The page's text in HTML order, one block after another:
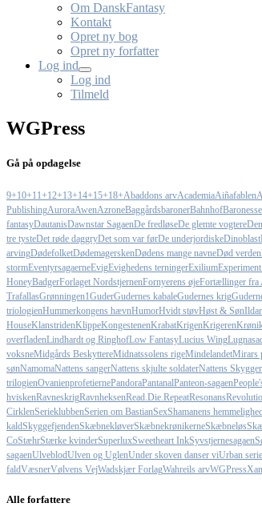
Om DanskFantasy
Kontakt
Opret ny bog
Opret ny forfatter
Log ind
Log ind
Tilmeld
WGPress
Gå på opdagelse
9+10+11+12+13+14+15+18+Abaddons arvAcademiaAiñafablen
PublishingAuroraAwenAzroneBaggårdsbaronerBahnhof
fantasyDautanisDawnstar SagaenDe fredløseDe glemte vogtere
tre tysteDet røde daggryDet som var førDe underjordiskeDinoblast
arvingDødefolketDødemagerskenDødens mange navneDød verden
stormEventyrsagaerneEvigEvighedens terningerExilium
HoneyBadgerForlaget NordstjernenFornyerens øjeFortællinger fra
TrafallasGrønningen1GuderGudernes kabaleGudernes krig
triologienHummerkongens hævnHumorHvidt støvHøst & Søn
HouseKlanstridenKlippeKongestenenKrabatKrigenKrigeren
overfladenLindhardt og RinghofLow FantasyLucius Wing
voksneMidgårds BeskyttereMidnatssolens rigeMindelandetMirars
sønNamomaNattens sangerNattens skjulte soldaterNattens Skygger
trilogienOvanienprofetiernePandoraPantanalPanteon-sagaen
hviskenRavneskrigRavnheksenRead.Die.RepeatResonans
CirklenSerieklubbenSerien om BastianSexShamanens
kaldSkyggefjendenSkæbnekløverSkæbnekrønikerneSkæbneløs
CoStæhrStærke kvinderSuperluxSweetheart InkSyvstjernesagaen
sagaenUlveblodUlven og UglenUnder skoven danser viUrban
faldVæsnerVølvens VejWadskjær ForlagWahreils arvWGPress
Alle forfattere